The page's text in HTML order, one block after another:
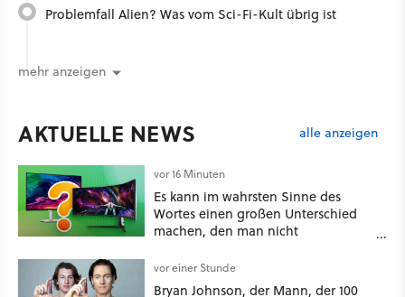
Problemfall Alien? Was vom Sci-Fi-Kult übrig ist
mehr anzeigen
AKTUELLE NEWS alle anzeigen
vor 16 Minuten
Es kann im wahrsten Sinne des
Wortes einen großen Unterschied
machen, den man nicht
Seitenverhältnis seid ihr unterwegs?
vor einer Stunde
Bryan Johnson, der Mann, der 100